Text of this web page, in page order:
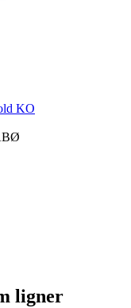
KO
ligner